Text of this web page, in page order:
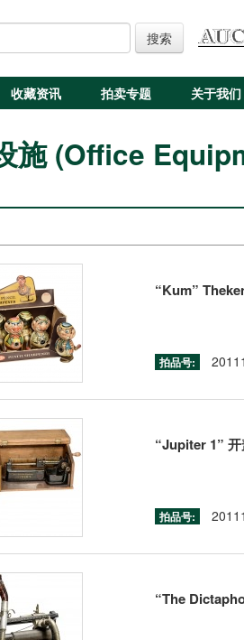
搜索
收藏资讯 拍卖专题 关于我们
施 (Office
“Kum”
拍品号:
“Jupiter 1”
拍品号:
“The